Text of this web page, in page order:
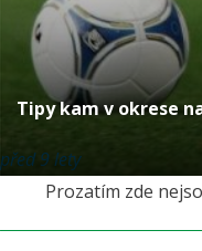
Tipy kam v okrese
před 9 lety
Prozatím zde